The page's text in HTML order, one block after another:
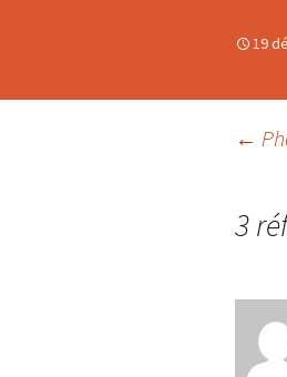
19
Navigation
←
3